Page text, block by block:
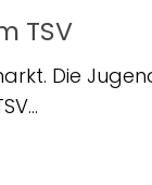
TSV
Die